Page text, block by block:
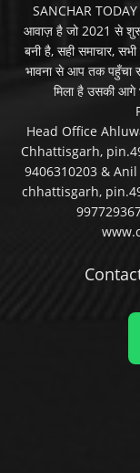
SANCHAR
आवाज़ है जो 2021 से शुरू
बनी है, सही समाचार, सभी
भावना से आप तक पहुँचा
मिला है उसकी आगे
Head Office
Chhattisgarh,
9406310203 &
chhattisgarh,